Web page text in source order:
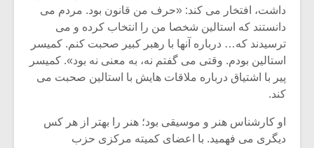
داشت، افتخار می کند: «حرف من قانون بود. مردم می
دانستند که استالین شخصا من را انتخاب کرده و می
ترسیدند که… درباره آنها با رهبر کبیر صحبت کنم. کمیسر
استالین بودم. وقتی می گفتم نه، به معنی نه بود». کمیسر
پیر با اشتیاق درباره ملاقات هایش با استالین صحبت می
کند.
او کارشناس هنر و موسیقی بود؛ هنر را بهتر از هر کس
دیگری می فهمید. با اعضای کمیته مرکزی حزب